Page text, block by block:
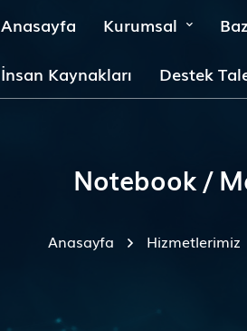
Anasayfa Kurumsal
İnsan Kaynakları Destek
Notebook /
Anasayfa Hizmetlerimiz